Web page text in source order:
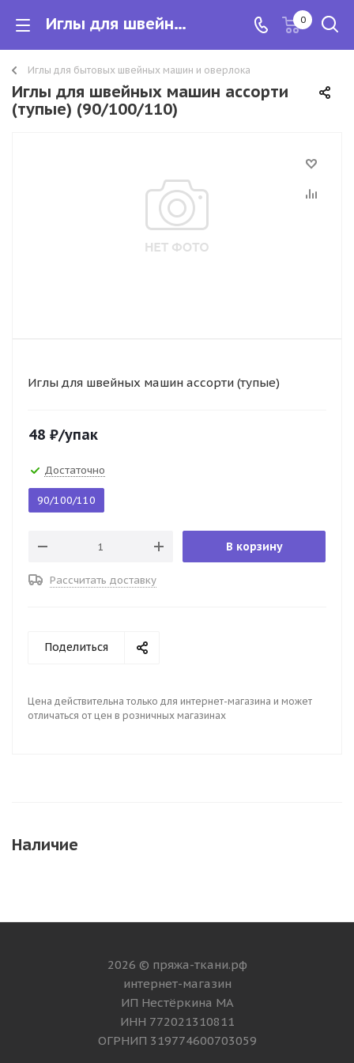
Иглы для швейных машин ассорти (тупые) 0
Иглы для бытовых швейных машин и оверлока
Иглы для швейных машин ассорти
(тупые) (90/100/110)
Иглы для швейных машин ассорти (тупые)
48 ₽/упак
Достаточно
90/100/110
В корзину
Рассчитать доставку
Поделиться
Цена действительна только для интернет-магазина и может
отличаться от цен в розничных магазинах
Наличие
2026 © пряжа-ткани.рф
интернет-магазин
ИП Нестёркина МА
ИНН 772021310811
ОГРНИП 319774600703059